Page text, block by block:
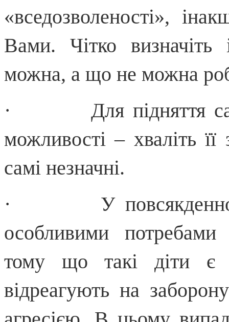
«вседозволеності»,
Вами. Чітко
можна, а що не можна
· Для підняття
можливості – хваліть її
самі незначні.
· У повсякденному
особливими потребами
тому що такі діти є
відреагують на